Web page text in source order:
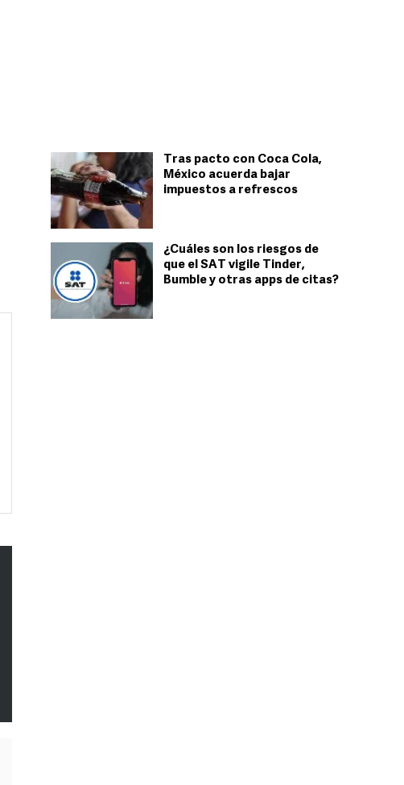
Tras pacto con Coca Cola,
México acuerda bajar
impuestos a refrescos
¿Cuáles son los riesgos de
que el SAT vigile Tinder,
Bumble y otras apps de citas?